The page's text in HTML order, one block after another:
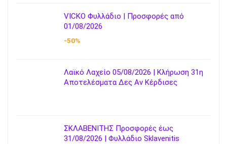
VICKO Φυλλάδιο | Προσφορές από
01/08/2026
-50%
Λαϊκό Λαχείο 05/08/2026 | Κλήρωση 31η
Αποτελέσματα Δες Αν Κέρδισες
ΣΚΛΑΒΕΝΙΤΗΣ Προσφορές έως
31/08/2026 | Φυλλάδιο Sklavenitis